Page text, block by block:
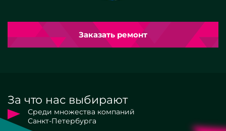
Заказать ремонт
За что нас выбирают
Среди множества компаний
Санкт-Петербурга